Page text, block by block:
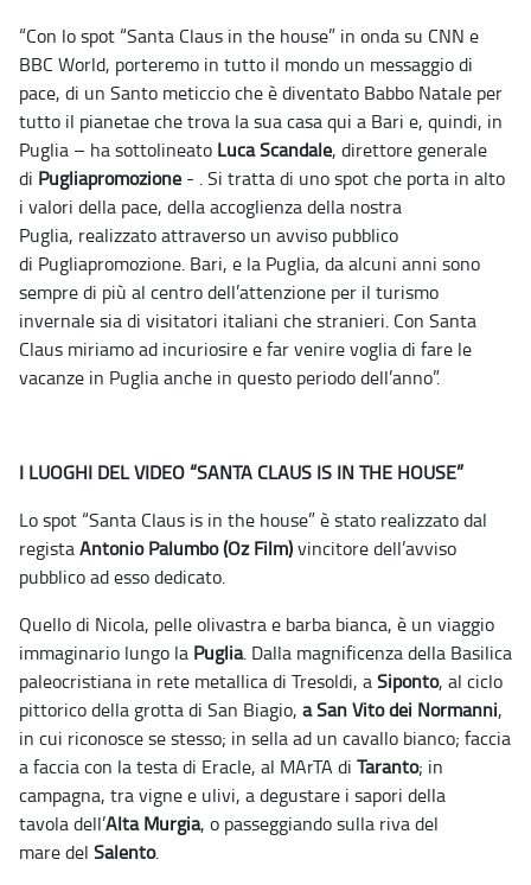
“Con lo spot “Santa Claus in the house” in onda su CNN e
BBC World, porteremo in tutto il mondo un messaggio di
pace, di un Santo meticcio che è diventato Babbo Natale per
tutto il pianetae che trova la sua casa qui a Bari e, quindi, in
Puglia – ha sottolineato Luca Scandale, direttore generale
di Pugliapromozione - . Si tratta di uno spot che porta in alto
i valori della pace, della accoglienza della nostra
Puglia, realizzato attraverso un avviso pubblico
di Pugliapromozione. Bari, e la Puglia, da alcuni anni sono
sempre di più al centro dell’attenzione per il turismo
invernale sia di visitatori italiani che stranieri. Con Santa
Claus miriamo ad incuriosire e far venire voglia di fare le
vacanze in Puglia anche in questo periodo dell’anno”.
I LUOGHI DEL VIDEO “SANTA CLAUS IS IN THE HOUSE”
Lo spot “Santa Claus is in the house” è stato realizzato dal
registaAntonio Palumbo (Oz Film)vincitore dell’avviso
pubblico ad esso dedicato.
Quello di Nicola, pelle olivastra e barba bianca, è un viaggio
immaginario lungo la Puglia. Dalla magnificenza della Basilica
paleocristiana in rete metallica di Tresoldi, aSiponto, al ciclo
pittorico della grotta di San Biagio, a San Vito dei Normanni,
in cui riconosce se stesso; in sella ad un cavallo bianco; faccia
a faccia con la testa di Eracle, al MArTA di Taranto; in
campagna, tra vigne e ulivi, a degustare i sapori della
tavola dell’Alta Murgia, o passeggiando sulla riva del
mare del Salento.